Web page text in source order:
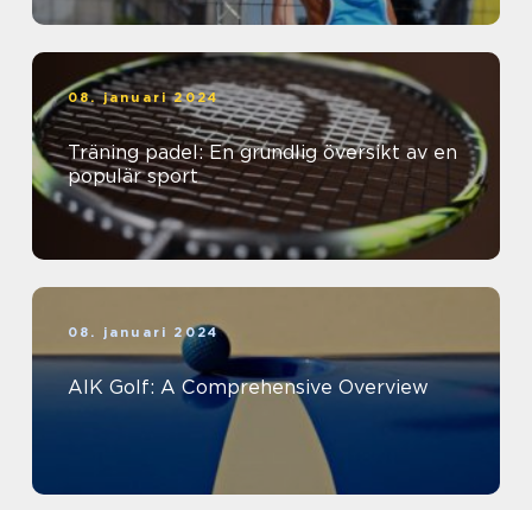
08. januari 2024
Träning padel: En grundlig översikt av en
populär sport
08. januari 2024
AIK Golf: A Comprehensive Overview